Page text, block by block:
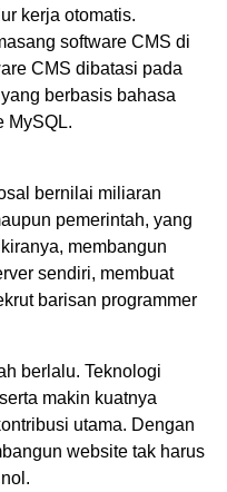
kerja otomatis.
software CMS di
CMS dibatasi pada
berbasis bahasa
MySQL.
bernilai miliaran
pemerintah, yang
membangun
sendiri, membuat
barisan programmer
berlalu. Teknologi
makin kuatnya
utama. Dengan
website tak harus